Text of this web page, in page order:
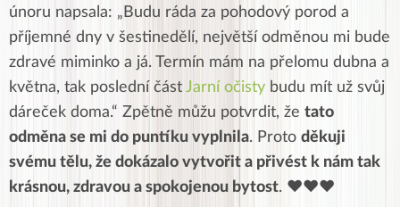
únoru napsala: „Budu ráda za pohodový porod a
příjemné dny v šestinedělí, největší odměnou mi bude
zdravé miminko a já. Termín mám na přelomu dubna a
května, tak poslední část Jarní očisty budu mít už svůj
dáreček doma.“ Zpětně můžu potvrdit, že tato
odměna se mi do puntíku vyplnila. Proto děkuji
svému tělu, že dokázalo vytvořit a přivést k nám tak
krásnou, zdravou a spokojenou bytost. ♥♥♥